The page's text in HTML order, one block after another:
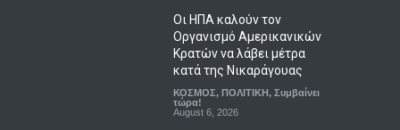
Οι ΗΠΑ καλούν τον
Οργανισμό Αμερικανικών
Κρατών να λάβει μέτρα
κατά της Νικαράγουας
ΚΟΣΜΟΣ, ΠΟΛΙΤΙΚΗ, Συμβαίνει
τώρα!
August 6, 2026